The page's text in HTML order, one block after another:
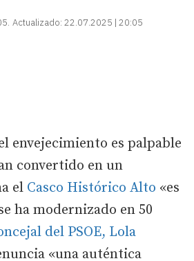
Actualizado: 22.07.2025 | 20:05
envejecimiento es palpable
convertido en un
el Casco Histórico Alto «es
ha modernizado en 50
del PSOE, Lola
«una auténtica